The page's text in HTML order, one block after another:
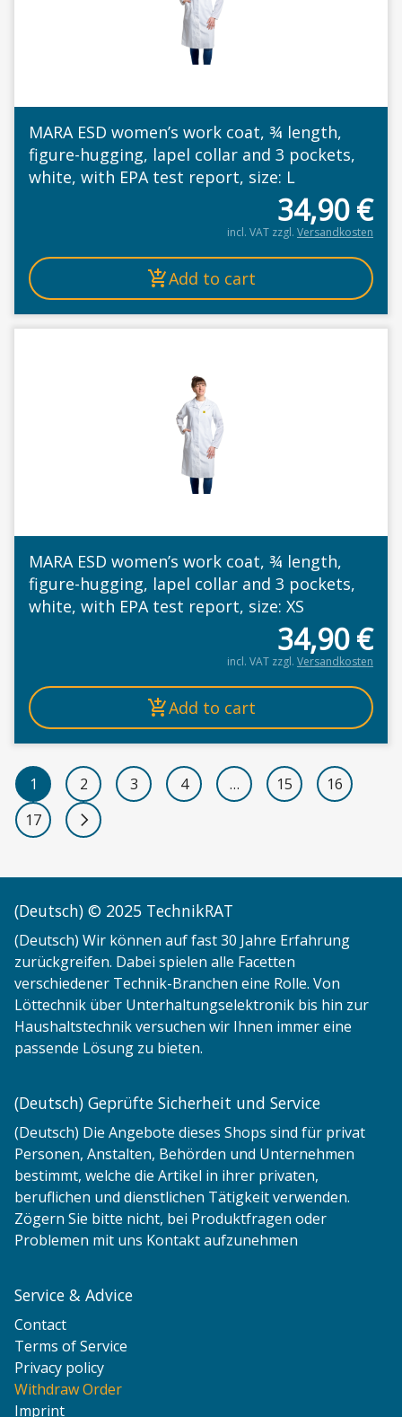
MARA ESD women’s work coat, ¾ length,
figure-hugging, lapel collar and 3 pockets,
white, with EPA test report, size: L
34,90€
incl. VAT zzgl. Versandkosten
Add to cart
MARA ESD women’s work coat, ¾ length,
figure-hugging, lapel collar and 3 pockets,
white, with EPA test report, size: XS
34,90€
incl. VAT zzgl. Versandkosten
Add to cart
1 2 3 4 … 15
16
17
Next page
(Deutsch) © 2025 TechnikRAT
(Deutsch) Wir können auf fast 30 Jahre Erfahrung
zurückgreifen. Dabei spielen alle Facetten
verschiedener Technik-Branchen eine Rolle. Von
Löttechnik über Unterhaltungselektronik bis hin zur
Haushaltstechnik versuchen wir Ihnen immer eine
passende Lösung zu bieten.
Service & Advice
Contact
Terms of Service
Privacy policy
Withdraw Order
Imprint
(Deutsch) Geprüfte Sicherheit und Service
(Deutsch) Die Angebote dieses Shops sind für privat
Personen, Anstalten, Behörden und Unternehmen
bestimmt, welche die Artikel in ihrer privaten,
beruflichen und dienstlichen Tätigkeit verwenden.
Zögern Sie bitte nicht, bei Produktfragen oder
Problemen mit uns Kontakt aufzunehmen